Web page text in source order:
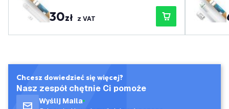
0K - 2400 Lm - Wysoka wydajność
30zł z VAT
Chcesz dowiedzieć się więcej?
Nasz zespół chętnie Ci pomoże
Wyślij Maila